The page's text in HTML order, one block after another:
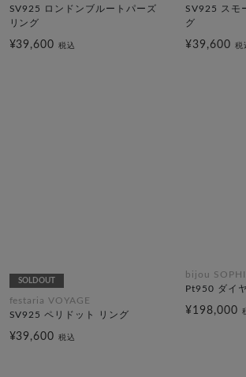
SV925 ロンドンブルートパーズ
リング
¥39,600税込
SV925 スモ
グ
¥39,600 税
SOLDOUT
festaria VOYAGE
SV925 ペリドット リング
¥39,600税込
bijou
Pt950 ダイ
¥198,000